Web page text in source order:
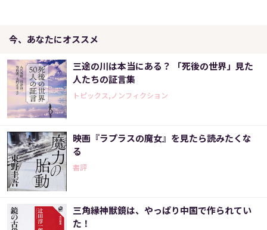
今、あなたにオススメ
三途の川は本当にある？ 「死後の世界」見た
人たちの証言集
トピックス,ノンフィクション
映画『ラプラスの魔女』を見たら読みたくな
る
書評
三角縁神獣鏡は、やっぱり中国で作られてい
た！